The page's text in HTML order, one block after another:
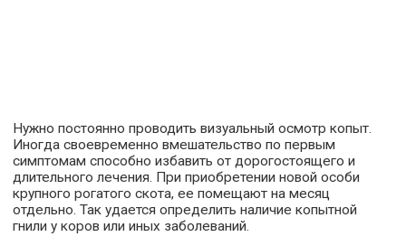
Нужно постоянно проводить визуальный осмотр копыт.
Иногда своевременно вмешательство по первым
симптомам способно избавить от дорогостоящего и
длительного лечения. При приобретении новой особи
крупного рогатого скота, ее помещают на месяц
отдельно. Так удается определить наличие копытной
гнили у коров или иных заболеваний.